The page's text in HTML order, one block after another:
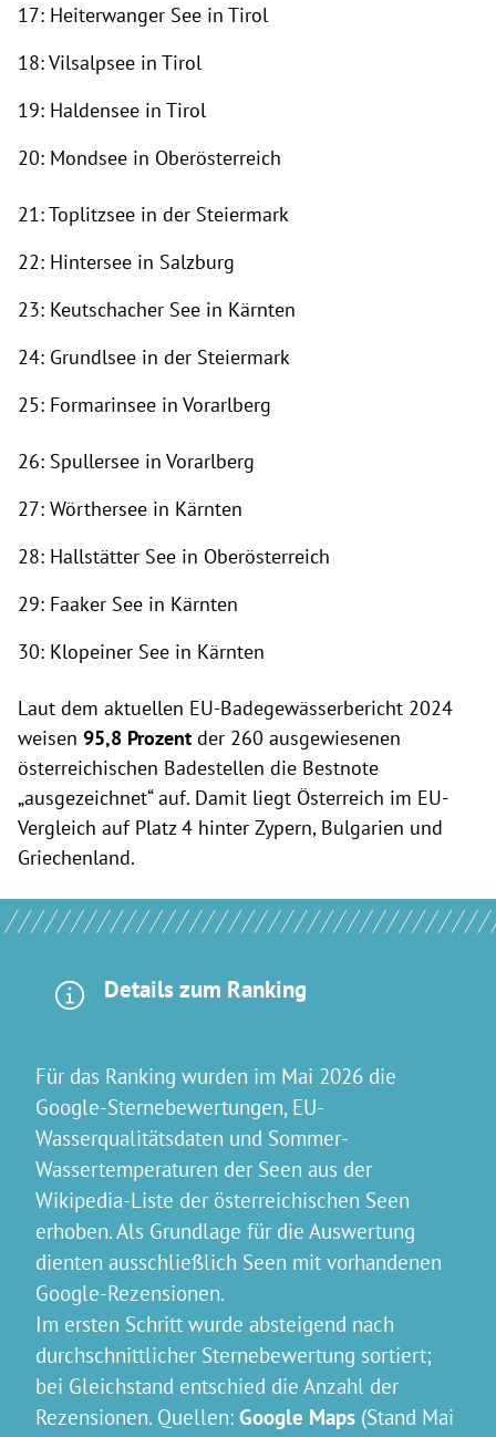
17: Heiterwanger See in Tirol
18: Vilsalpsee in Tirol
19: Haldensee in Tirol
20: Mondsee in Oberösterreich
21: Toplitzsee in der Steiermark
22: Hintersee in Salzburg
23: Keutschacher See in Kärnten
24: Grundlsee in der Steiermark
25: Formarinsee in Vorarlberg
26: Spullersee in Vorarlberg
27: Wörthersee in Kärnten
28: Hallstätter See in Oberösterreich
29: Faaker See in Kärnten
30: Klopeiner See in Kärnten
Laut dem aktuellen EU-Badegewässerbericht 2024
weisen 95,8 Prozent der 260 ausgewiesenen
österreichischen Badestellen die Bestnote
„ausgezeichnet“ auf. Damit liegt Österreich im EU-
Vergleich auf Platz 4 hinter Zypern, Bulgarien und
Griechenland.
Details zum Ranking
Für das Ranking wurden im Mai 2026 die
Google-Sternebewertungen, EU-
Wasserqualitätsdaten und Sommer-
Wassertemperaturen der Seen aus der
Wikipedia-Liste der österreichischen Seen
erhoben. Als Grundlage für die Auswertung
dienten ausschließlich Seen mit vorhandenen
Google-Rezensionen.
Im ersten Schritt wurde absteigend nach
durchschnittlicher Sternebewertung sortiert;
bei Gleichstand entschied die Anzahl der
Rezensionen. Quellen: Google Maps (Stand Mai